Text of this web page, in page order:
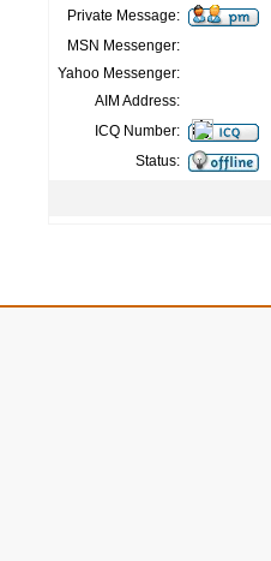
Private Message:
MSN Messenger:
Yahoo Messenger:
AIM Address:
ICQ Number:
Status: